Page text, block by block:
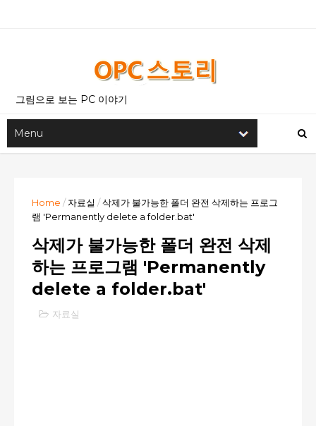
그림으로 보는 PC 이야기
Home /자료실 /삭제가 불가능한 폴더 완전 삭제하는 프로그
램 'Permanently delete a folder.bat'
삭제가 불가능한 폴더 완전 삭제
하는 프로그램 'Permanently
delete a folder.bat'
자료실